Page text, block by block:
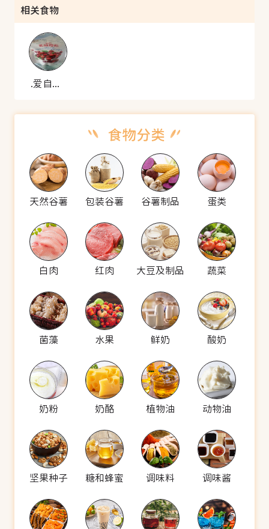
相关食物
.爱自然 切片蔓越莓干
天然谷薯 包装谷薯 谷薯制品 蛋类
白肉 红肉 大豆及制品 蔬菜
菌藻 水果 鲜奶 酸奶
奶粉 奶酪 植物油 动物油
坚果种子 糖和蜂蜜 调味料 调味酱